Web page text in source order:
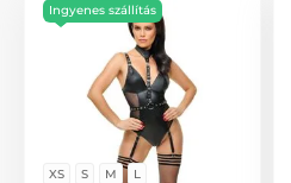
Ingyenes szállítás
XS S M L